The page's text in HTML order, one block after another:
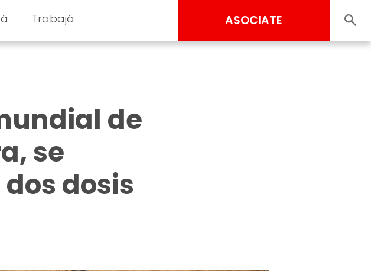
Trabajá ASOCIATE
de
se
dosis